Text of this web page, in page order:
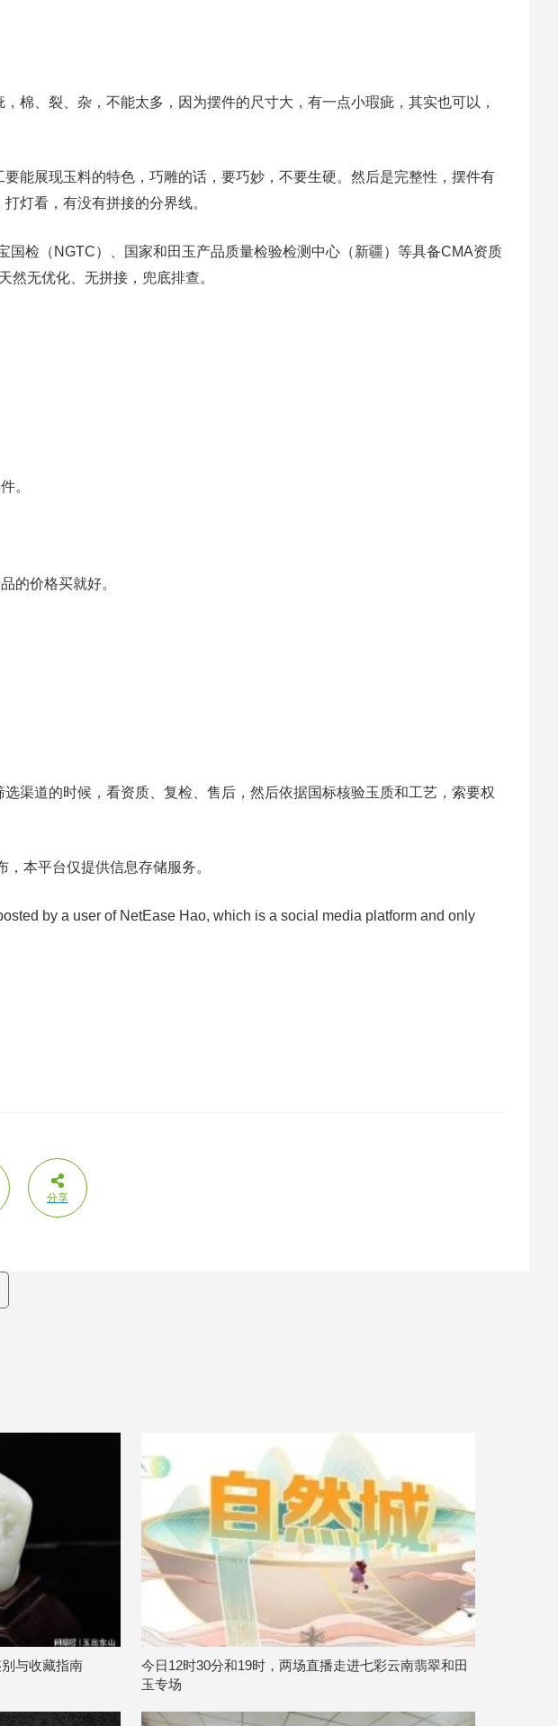
棉、裂、杂，不能太多，因为摆件的尺寸大，有一点小瑕疵，其实也可以，
能展现玉料的特色，巧雕的话，要巧妙，不要生硬。然后是完整性，摆件有
灯看，有没有拼接的分界线。
检（NGTC）、国家和田玉产品质量检验检测中心（新疆）等具备CMA资质
然无优化、无拼接，兜底排查。
。
的价格买就好。
渠道的时候，看资质、复检、售后，然后依据国标核验玉质和工艺，索要权
本平台仅提供信息存储服务。
by a user of NetEase Hao, which is a social media platform and only
分享
与收藏指南
今日12时30分和19时，两场直播走进七彩云南翡翠和田
玉专场